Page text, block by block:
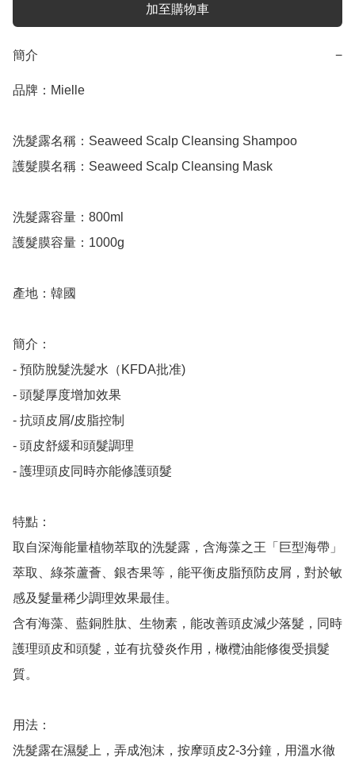
加至購物車
簡介 −
品牌：Mielle
洗髮露名稱：Seaweed Scalp Cleansing Shampoo
護髮膜名稱：Seaweed Scalp Cleansing Mask
洗髮露容量：800ml
護髮膜容量：1000g
產地：韓國
簡介：
- 預防脫髮洗髮水（KFDA批准)
- 頭髮厚度增加效果
- 抗頭皮屑/皮脂控制
- 頭皮舒緩和頭髮調理
- 護理頭皮同時亦能修護頭髮
特點：
取自深海能量植物萃取的洗髮露，含海藻之王「巨型海帶」
萃取、綠茶蘆薈、銀杏果等，能平衡皮脂預防皮屑，對於敏
感及髮量稀少調理效果最佳。
含有海藻、藍銅胜肽、生物素，能改善頭皮減少落髮，同時
護理頭皮和頭髮，並有抗發炎作用，橄欖油能修復受損髮
質。
用法：
洗髮露在濕髮上，弄成泡沫，按摩頭皮2-3分鐘，用溫水徹